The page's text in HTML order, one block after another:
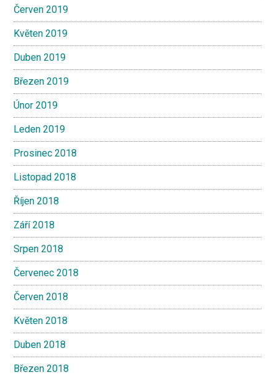
Červen 2019
Květen 2019
Duben 2019
Březen 2019
Únor 2019
Leden 2019
Prosinec 2018
Listopad 2018
Říjen 2018
Září 2018
Srpen 2018
Červenec 2018
Červen 2018
Květen 2018
Duben 2018
Březen 2018